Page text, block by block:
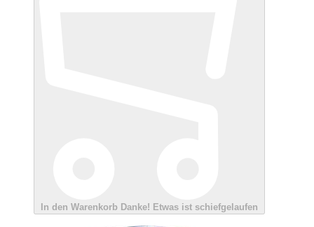
In den Warenkorb Danke! Etwas ist schiefgelaufen